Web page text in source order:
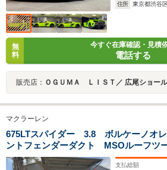
住所
東京都渋谷
無
料
今すぐ在庫確認・見積
電話する
販売店： ＯＧＵＭＡ ＬＩＳＴ／ 広尾ショー
マクラーレン
675LTスパイダー 3.8 ボルケーノオ
ントフェンダーダクト MSOルーフツ
ークホイールグロスブラック
支払総額